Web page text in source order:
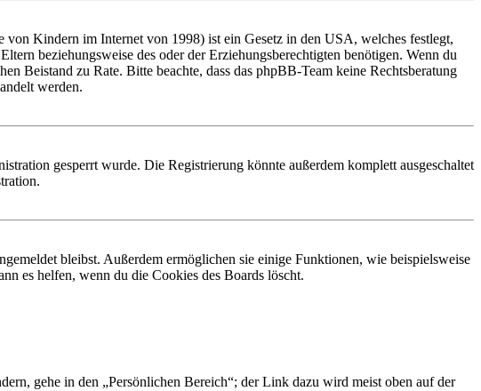
Kindern im Internet von 1998) ist ein Gesetz in den USA, welches festlegt,
beziehungsweise des oder der Erziehungsberechtigten benötigen. Wenn du
Beistand zu Rate. Bitte beachte, dass das phpBB-Team keine Rechtsberatung
werden.
gesperrt wurde. Die Registrierung könnte außerdem komplett ausgeschaltet
bleibst. Außerdem ermöglichen sie einige Funktionen, wie beispielsweise
es helfen, wenn du die Cookies des Boards löscht.
gehe in den „Persönlichen Bereich“; der Link dazu wird meist oben auf der